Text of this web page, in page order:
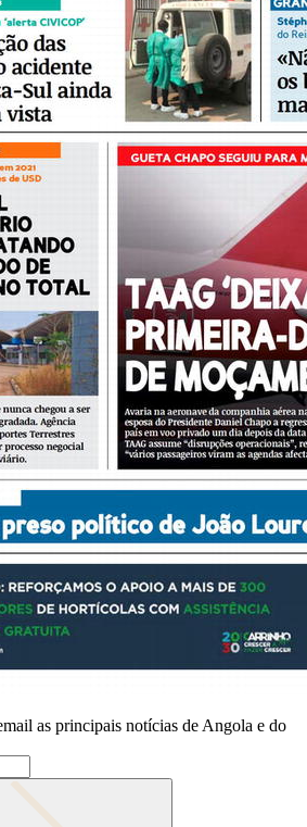
as principais notícias de Angola e do